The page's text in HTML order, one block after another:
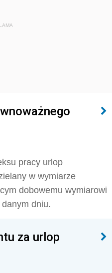
pracy urlop
w wymiarze
dobowemu wymiarowi
dniu.
za urlop